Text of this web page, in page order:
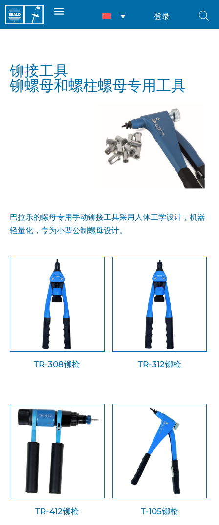
登录
铆接工具
铆螺母和螺柱螺母专用工具
巴拉乐的螺母专用手动铆接工具采用人体工学设计，机器
轻量化，专为小型公制螺母设计。
TR-308铆枪 TR-312铆枪
TR-412铆枪 T-105铆枪